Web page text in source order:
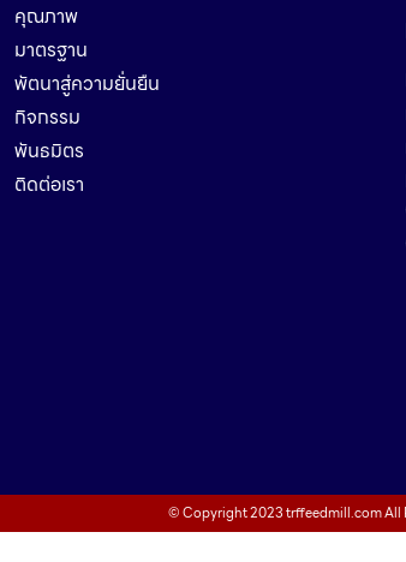
คุณภาพ
มาตรฐาน
พัตนาสู่ความยั่นยืน
กิจกรรม
พันธมิตร
ติดต่อเรา
© Copyright 2023 trffeedmill.com All